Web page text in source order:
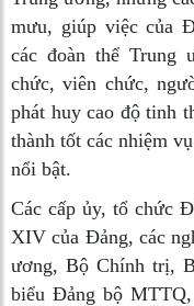
mưu, giúp việc của
các đoàn thể Trung
chức, viên chức,
phát huy cao độ tinh
thành tốt các nhiệm
nổi bật.
Các cấp ủy, tổ chức
XIV của Đảng, các
ương, Bộ Chính trị,
biểu Đảng bộ